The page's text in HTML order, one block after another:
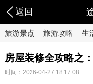
返回
旅游景点 旅游攻略 生
房屋装修全攻略之
时间：2026-04-27 18:17:08